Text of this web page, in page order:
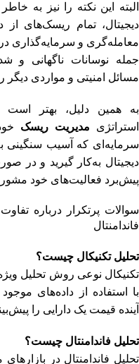
البته این نکته را نیز به
دیجیتال، تمام ریسک‌های
معامله‌گری و سرمایه‌‌گذاری
جمله نوسانات ناگهانی و
مسائل امنیتی و مواردی دیگر
به همین دلیل، بهتر است
استراتژی مدیریت ریسک
سرمایه‌ای که آسیب سنگینی
دیجیتال به‌کار گیرید و در
پیش‌برد فعالیت‌های خود
سوالات پرتکرار درباره
فاندامنتال
تحلیل تکنیکال چیست؟
تکنیکال نوعی روش تحلیل
با استفاده از داده‌های
آینده قیمت یک دارایی را
تحلیل فاندامنتال چیست؟
تحلیل فاندامنتال در